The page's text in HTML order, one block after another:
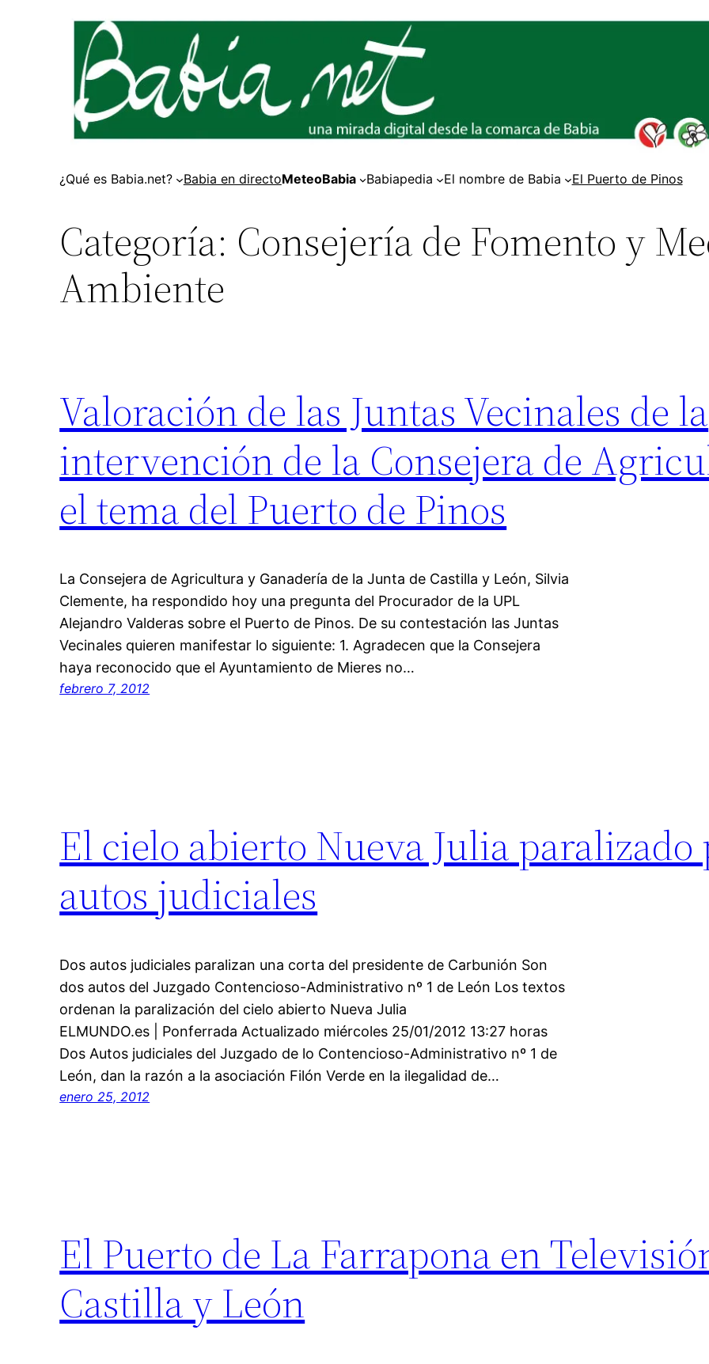
¿Qué es Babia.net? Babia en directoMeteoBabia Babiapedia El nombre de Babia El Puerto de Pinos
Categoría: Consejería de Fomento y
Ambiente
Valoración de las Juntas Vecinales de la
intervención de la Consejera de
el tema del Puerto de Pinos
La Consejera de Agricultura y Ganadería de la Junta de Castilla y León, Silvia
Clemente, ha respondido hoy una pregunta del Procurador de la UPL
Alejandro Valderas sobre el Puerto de Pinos. De su contestación las Juntas
Vecinales quieren manifestar lo siguiente: 1. Agradecen que la Consejera
haya reconocido que el Ayuntamiento de Mieres no…
febrero 7, 2012
El cielo abierto Nueva Julia paralizado
autos judiciales
Dos autos judiciales paralizan una corta del presidente de Carbunión Son
dos autos del Juzgado Contencioso-Administrativo nº 1 de León Los textos
ordenan la paralización del cielo abierto Nueva Julia
ELMUNDO.es | Ponferrada Actualizado miércoles 25/01/2012 13:27 horas
Dos Autos judiciales del Juzgado de lo Contencioso-Administrativo nº 1 de
León, dan la razón a la asociación Filón Verde en la ilegalidad de…
enero 25, 2012
El Puerto de La Farrapona en
Castilla y León